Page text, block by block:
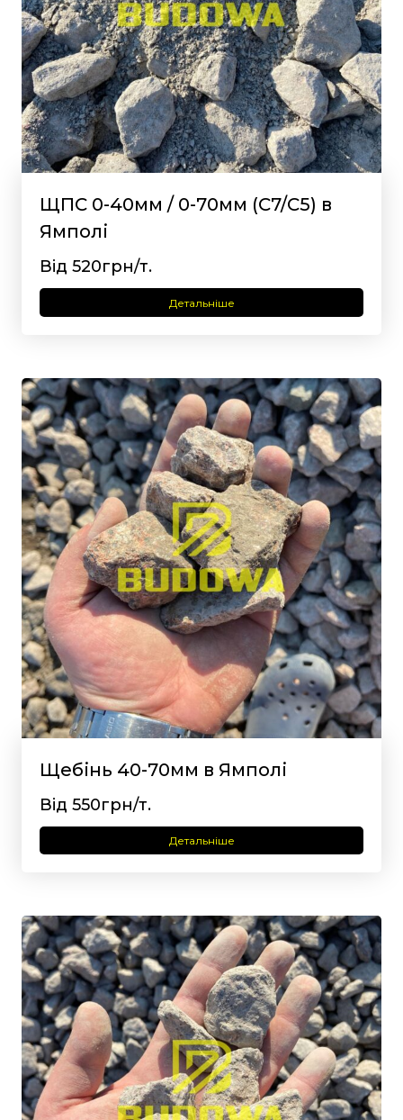
ЩПС 0-40мм / 0-70мм (С7/С5) в
Ямполі
Від 520грн/т.
Детальніше
Щебінь 40-70мм в Ямполі
Від 550грн/т.
Детальніше